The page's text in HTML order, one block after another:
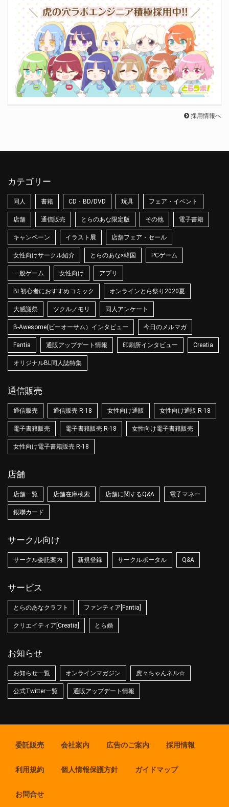
採用情報へ
カテゴリー
同人 書籍 CD・BD/DVD 玩具 フェア・イベント
店舗 通信販売 とらのあな限定版 その他 電子書籍
キャンペーン イラスト展 店舗フェア・セール
女性向けサークル紹介 とらのあな×韓国 PCゲーム
一般ゲーム 女性向け アプリ
BL初心者におすすめコミック オンラインとら祭り2020夏
大感謝祭 ツクルノモリ 同人アンケート
B-Awesome(ビーオーサム）インタビュー 今日のメルマガ
Fantia 通販アップデート情報 印刷所インタビュー Creatia
オリジナルBL同人誌特集
通信販売
通信販売 通信販売 R-18 女性向け通販 女性向け通販 R-18
電子書籍販売 電子書籍販売 R-18 女性向け電子書籍販売
女性向け電子書籍販売 R-18
店舗
店舗一覧 店舗在庫検索 店舗に関するQ&A 電子マネー
銀聯カード
サークル向け
サークル委託案内 新規登録 サークルポータル Q&A
サービス
とらのあなクラフト ファンティア[Fantia]
クリエイティア[Creatia] とら婚
お知らせ
お知らせ一覧 オンラインマガジン 虎々ちゃんネル☆
公式Twitter一覧 通販アップデート情報
委託販売 会社案内 広告のご案内 採用情報
利用規約 個人情報保護方針 ガイドマップ
お問合せ